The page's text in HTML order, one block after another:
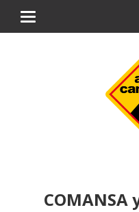
COMANSA